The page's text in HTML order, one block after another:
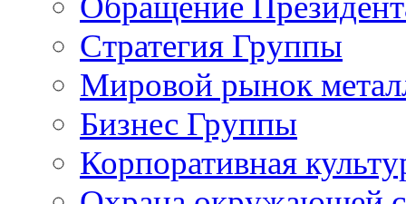
Стратегия Группы
Мировой рынок
Бизнес Группы
Корпоративная